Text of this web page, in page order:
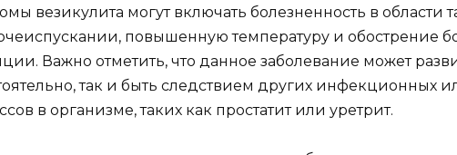
везикулита могут включать болезненность в области
повышенную температуру и обострение
Важно отметить, что данное заболевание может
так и быть следствием других инфекционных
в организме, таких как простатит или уретрит.